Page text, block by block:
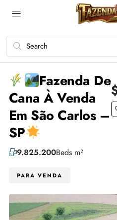
Fazenda De
Cana À Venda
Em São Carlos –
SP
Beds m²
9.825.200
PARA VENDA